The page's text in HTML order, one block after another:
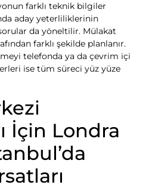
farklı teknik bilgiler
aday yeterliliklerinin
da yöneltilir. Mülakat
farklı şekilde planlanır.
telefonda ya da çevrim içi
ise tüm süreci yüz yüze
İçin Londra